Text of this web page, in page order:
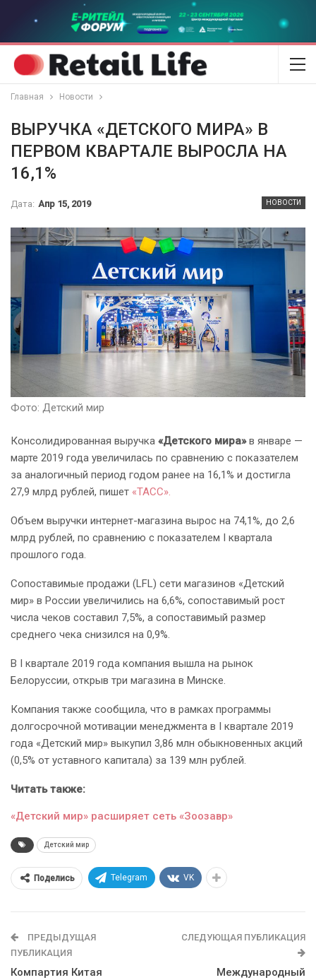
Главная Новости
ВЫРУЧКА «ДЕТСКОГО МИРА» В
ПЕРВОМ КВАРТАЛЕ ВЫРОСЛА НА
16,1%
НОВОСТИ
Дата: Апр 15, 2019
Фото: Детский мир
Консолидированная выручка «Детского мира»в январе —
марте 2019 года увеличилась по сравнению с показателем
за аналогичный период годом ранее на 16,1% и достигла
27,9 млрд рублей, пишет «ТАСС».
Объем выручки интернет-магазина вырос на 74,1%, до 2,6
млрд рублей, по сравнению с показателем I квартала
прошлого года.
Сопоставимые продажи (LFL) сети магазинов «Детский
мир» в России увеличились на 6,6%, сопоставимый рост
числа чеков составил 7,5%, а сопоставимый размер
среднего чека снизился на 0,9%.
В I квартале 2019 года компания вышла на рынок
Белоруссии, открыв три магазина в Минске.
Компания также сообщила, что в рамках программы
долгосрочной мотивации менеджмента в I квартале 2019
года «Детский мир» выкупил 3,86 млн обыкновенных акций
(0,5% от уставного капитала) за 139 млн рублей.
Читать также:
«Детский мир» расширяет сеть «Зоозавр»
Детский мир
Поделись Telegram VK
ПРЕДЫДУЩАЯ
ПУБЛИКАЦИЯ
Компартия Китая
СЛЕДУЮЩАЯ ПУБЛИКАЦИЯ
Международный